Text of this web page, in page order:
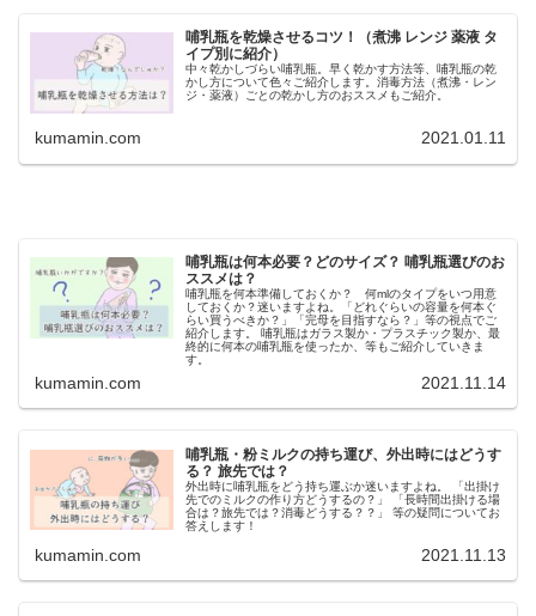
哺乳瓶を乾燥させるコツ！（煮沸 レンジ 薬液 タ
イプ別に紹介）
中々乾かしづらい哺乳瓶。早く乾かす方法等、哺乳瓶の乾
かし方について色々ご紹介します。消毒方法（煮沸・レン
ジ・薬液）ごとの乾かし方のおススメもご紹介。
kumamin.com 2021.01.11
哺乳瓶は何本必要？どのサイズ？ 哺乳瓶選びのお
ススメは？
哺乳瓶を何本準備しておくか？ 何mlのタイプをいつ用意
しておくか？迷いますよね。「どれぐらいの容量を何本ぐ
らい買うべきか？」「完母を目指すなら？」等の視点でご
紹介します。 哺乳瓶はガラス製か・プラスチック製か、最
終的に何本の哺乳瓶を使ったか、等もご紹介していきま
す。
kumamin.com 2021.11.14
哺乳瓶・粉ミルクの持ち運び、外出時にはどうす
る？ 旅先では？
外出時に哺乳瓶をどう持ち運ぶか迷いますよね。 「出掛け
先でのミルクの作り方どうするの？」 「長時間出掛ける場
合は？旅先では？消毒どうする？？」 等の疑問についてお
答えします！
kumamin.com 2021.11.13